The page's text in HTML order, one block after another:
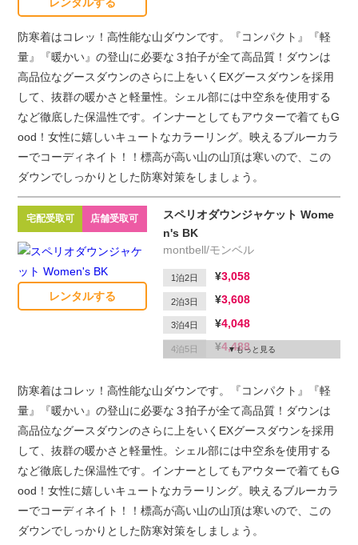
防寒着はコレッ！高性能な山ダウンです。『コンパクト』『軽
量』『暖かい』の登山に必要な３拍子が全て高品質！ダウンは
高品位なグースダウンのさらに上をいくEXグースダウンを採用
して、抜群の暖かさと軽量性。シェル部には中空糸を使用する
など徹底した保温性です。インナーとしてもアウターで着てもG
ood！女性に嬉しいキュートなカラーリング。映えるブルーカラ
ーでコーディネイト！！標高が高い山の山頂は寒いので、この
ダウンでしっかりとした防寒対策をしましょう。
スペリオダウンジャケット Wome
n's BK
montbell/モンベル
1泊2日 3,058
2泊3日 3,608
3泊4日 4,048
4泊5日 4,488
延滞1日 1,650
もっと見る
宅配受取可 店舗受取可
レンタルする
防寒着はコレッ！高性能な山ダウンです。『コンパクト』『軽
量』『暖かい』の登山に必要な３拍子が全て高品質！ダウンは
高品位なグースダウンのさらに上をいくEXグースダウンを採用
して、抜群の暖かさと軽量性。シェル部には中空糸を使用する
など徹底した保温性です。インナーとしてもアウターで着てもG
ood！女性に嬉しいキュートなカラーリング。映えるブルーカラ
ーでコーディネイト！！標高が高い山の山頂は寒いので、この
ダウンでしっかりとした防寒対策をしましょう。